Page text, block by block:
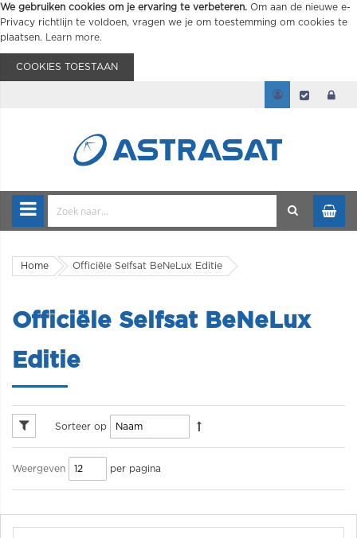
We gebruiken cookies om je ervaring te verbeteren. Om aan de nieuwe e-
Privacy richtlijn te voldoen, vragen we je om toestemming om cookies te
plaatsen.
Learn more.
COOKIES TOESTAAN
Home Officiële Selfsat BeNeLux Editie
Officiële Selfsat BeNeLux
Editie
Sorteer op
Weergeven per pagina